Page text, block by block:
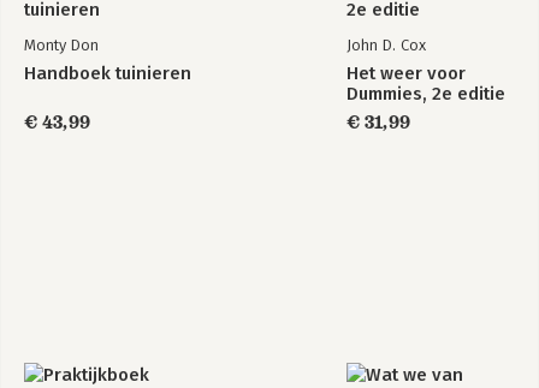
Monty Don
Handboek tuinieren
€ 43,99
John D. Cox
Het weer voor
Dummies, 2e editie
€ 31,99